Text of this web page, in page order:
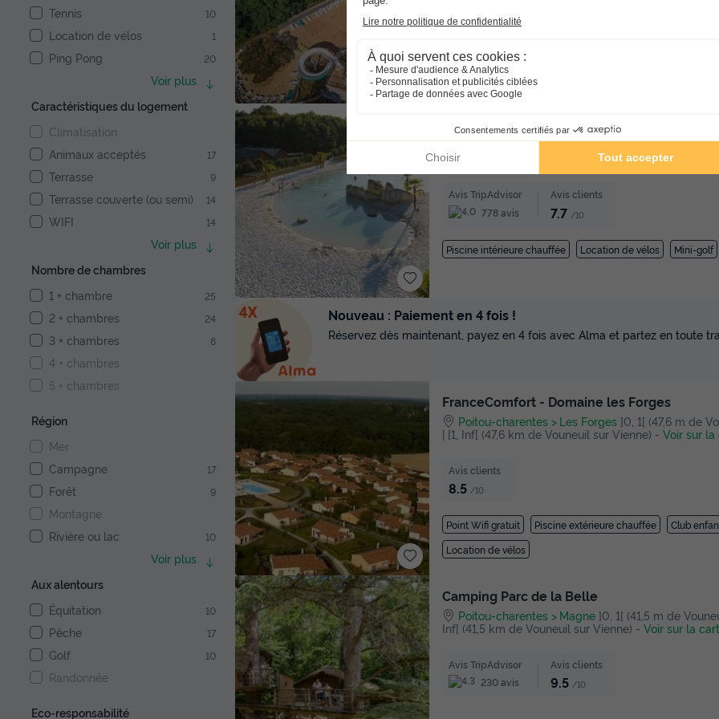
Tennis 10
Location de vélos 1
Ping Pong 20
Voir plus
Caractéristiques du logement
Climatisation
Animaux acceptés
17
Terrasse 9
Terrasse couverte (ou semi) 14
WIFI 14
Voir plus
Nombre de chambres
1 + chambre
25
2 + chambres 24
3 + chambres 8
4 + chambres
5 + chambres
Région
Mer
Campagne
17
Forêt 9
Montagne
Rivière ou lac
10
Voir plus
Aux alentours
Équitation
10
Pêche 17
Golf 10
Randonnée
Eco-responsabilité
7.8 /10
Wifi payant Piscine extérieure chauffée
Club enfant
Location de vélos
Camping DéfiPlanet'
Poitou-charentes Dienne ]0, 1[ (29,9 m de
Inf[ (29,9 km de Vouneuil sur Vienne)-Voir sur la
Avis TripAdvisor
778 avis
Avis clients
7.7 /10
Piscine intérieure chauffée Location de vélos Mini-golf
FranceComfort - Domaine les Forges
Poitou-charentes Les Forges ]0, 1[ (47,6 m de
| [1, Inf[ (47,6 km de Vouneuil sur Vienne) - Voir sur la
Avis clients
8.5 /10
Point Wifi gratuit Piscine extérieure chauffée
Club
Location de vélos
Camping Parc de la Belle
Poitou-charentes Magne ]0, 1[ (41,5 m de
Inf[ (41,5 km de Vouneuil sur Vienne) - Voir sur la
Avis TripAdvisor
230 avis
Avis clients
9.5 /10
Nouveau : Paiement en 4 fois !
Réservez dès maintenant, payez en 4 fois avec Alma et partez en toute